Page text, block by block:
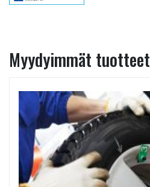
Myydyimmät tuotteet